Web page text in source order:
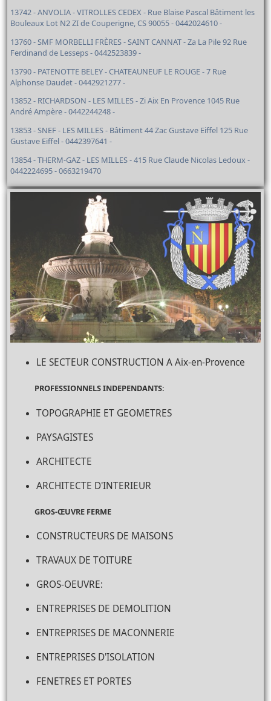
13742 - ANVOLIA - VITROLLES CEDEX - Rue Blaise Pascal Bâtiment les
Bouleaux Lot N2 ZI de Couperigne, CS 90055 - 0442024610 -
13760 - SMF MORBELLI FRÈRES - SAINT CANNAT - Za La Pile 92 Rue
Ferdinand de Lesseps - 0442523839 -
13790 - PATENOTTE BELEY - CHATEAUNEUF LE ROUGE - 7 Rue
Alphonse Daudet - 0442921277 -
13852 - RICHARDSON - LES MILLES - Zi Aix En Provence 1045 Rue
André Ampère - 0442244248 -
13853 - SNEF - LES MILLES - Bâtiment 44 Zac Gustave Eiffel 125 Rue
Gustave Eiffel - 0442397641 -
13854 - THERM-GAZ - LES MILLES - 415 Rue Claude Nicolas Ledoux -
0442224695 - 0663219470
LE SECTEUR CONSTRUCTION A Aix-en-Provence
PROFESSIONNELS INDEPENDANTS:
TOPOGRAPHIE ET GEOMETRES
PAYSAGISTES
ARCHITECTE
ARCHITECTE D'INTERIEUR
GROS-ŒUVRE FERME
CONSTRUCTEURS DE MAISONS
TRAVAUX DE TOITURE
GROS-OEUVRE:
ENTREPRISES DE DEMOLITION
ENTREPRISES DE MACONNERIE
ENTREPRISES D'ISOLATION
FENETRES ET PORTES